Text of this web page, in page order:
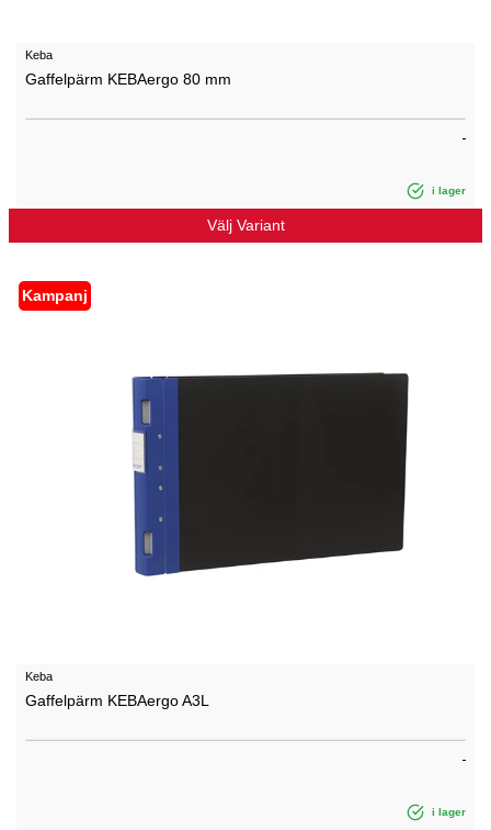
Keba
Gaffelpärm KEBAergo 80 mm
i lager
Välj Variant
Kampanj
Keba
Gaffelpärm KEBAergo A3L
i lager